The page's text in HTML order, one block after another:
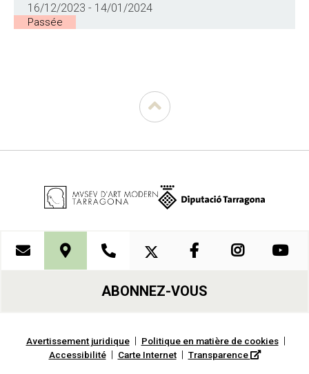
16/12/2023 - 14/01/2024
Passée
ABONNEZ-VOUS
Avertissement juridique | Politique en matière de cookies |
Accessibilité | Carte Internet | Transparence